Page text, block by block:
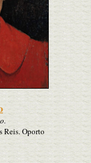
Reis. Oporto